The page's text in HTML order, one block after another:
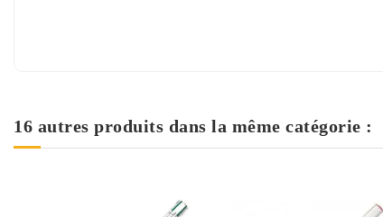
16 autres produits dans la même catégorie :